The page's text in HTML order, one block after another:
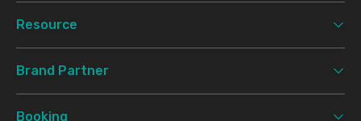
Resource
Brand Partner
Booking